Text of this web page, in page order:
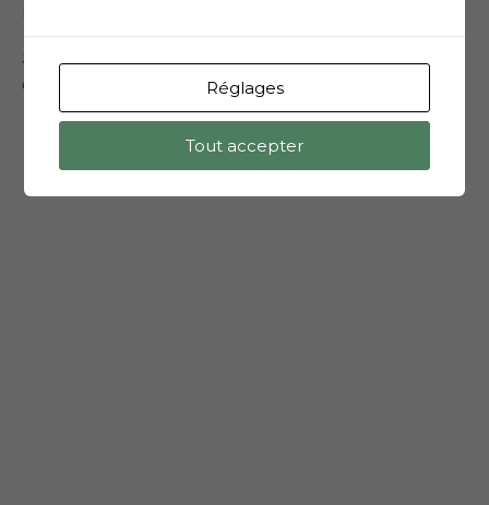
Si la carte ne s’affiche pas, veuillez
cookies « expérience »
Réglages
Tout accepter